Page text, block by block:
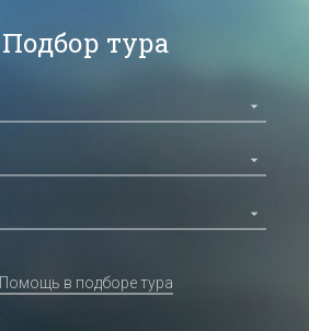
Подбор тура
Помощь в подборе тура